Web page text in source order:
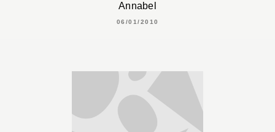
Annabel
06/01/2010